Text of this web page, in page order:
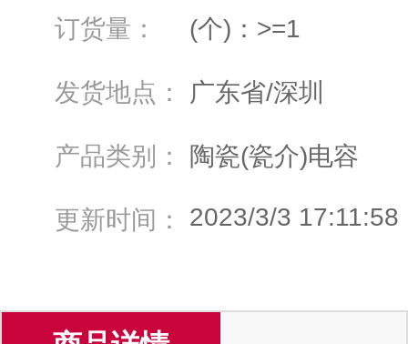
订货量： (个)：>=1
发货地点： 广东省/深圳
产品类别： 陶瓷(瓷介)电容
更新时间： 2023/3/3 17:11:58